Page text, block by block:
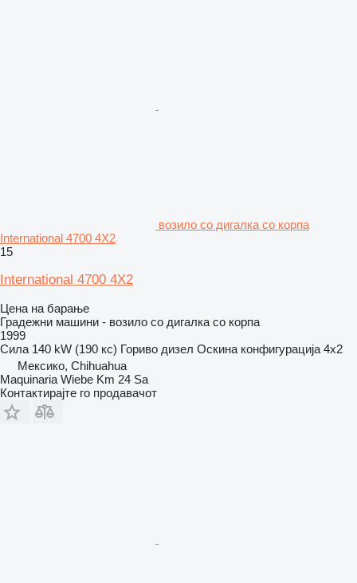
возило со дигалка со корпа
International 4700 4X2
15
International 4700 4X2
Цена на барање
Градежни машини - возило со дигалка со корпа
1999
Сила 140 kW (190 кс) Гориво дизел Оскина конфигурација 4x2
Мексико, Chihuahua
Maquinaria Wiebe Km 24 Sa
Контактирајте го продавачот